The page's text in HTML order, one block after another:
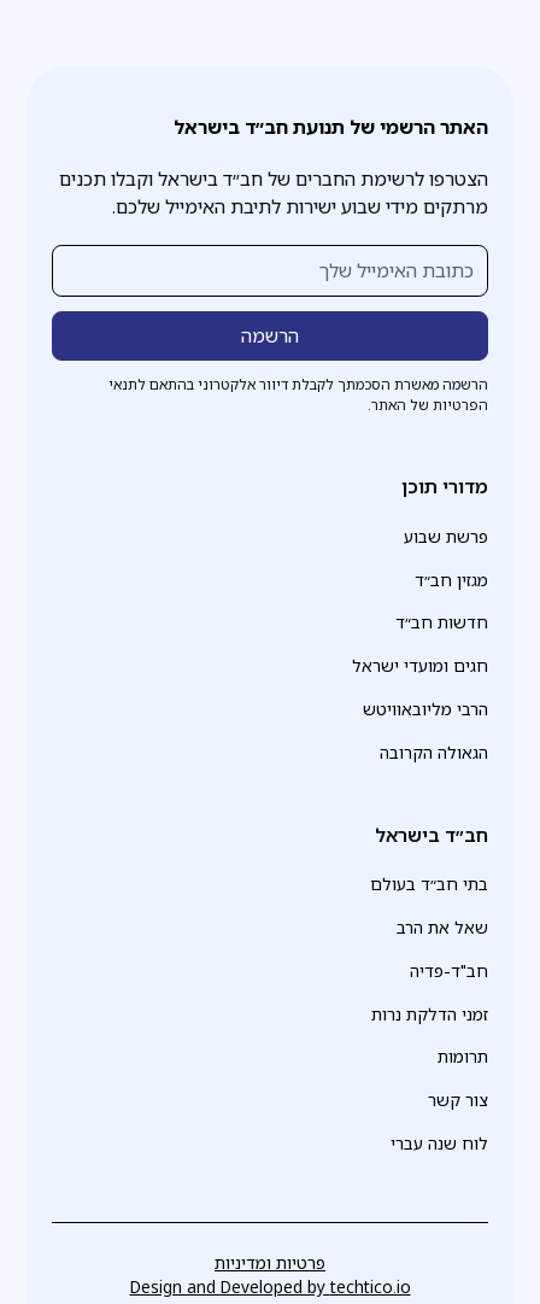
האתר הרשמי של תנועת חב״ד בישראל
הצטרפו לרשימת החברים של חב״ד בישראל וקבלו תכנים
מרתקים מידי שבוע ישירות לתיבת האימייל שלכם.
הרשמה מאשרת הסכמתך לקבלת דיוור אלקטרוני בהתאם לתנאי
הפרטיות של האתר.
מדורי תוכן
פרשת שבוע
מגזין חב״ד
חדשות חב״ד
חגים ומועדי ישראל
הרבי מליובאוויטש
הגאולה הקרובה
חב״ד בישראל
בתי חב״ד בעולם
שאל את הרב
חב"ד-פדיה
זמני הדלקת נרות
תרומות
צור קשר
לוח שנה עברי
פרטיות ומדיניות
Design and Developed bytechtico.io